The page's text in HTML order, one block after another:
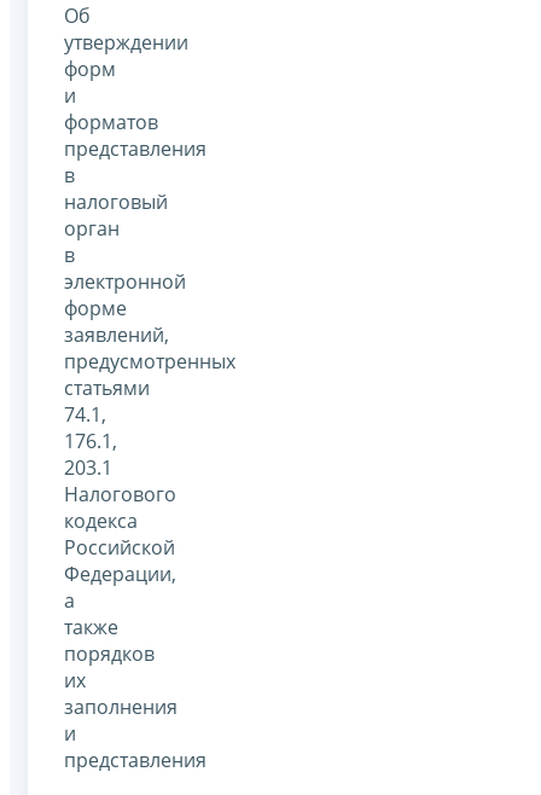
Об
утверждении
форм
и
форматов
представления
в
налоговый
орган
в
электронной
форме
заявлений,
предусмотренных
статьями
74.1,
176.1,
203.1
Налогового
кодекса
Российской
Федерации,
а
также
порядков
их
заполнения
и
представления